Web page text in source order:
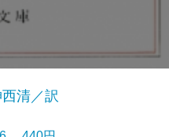
清／訳